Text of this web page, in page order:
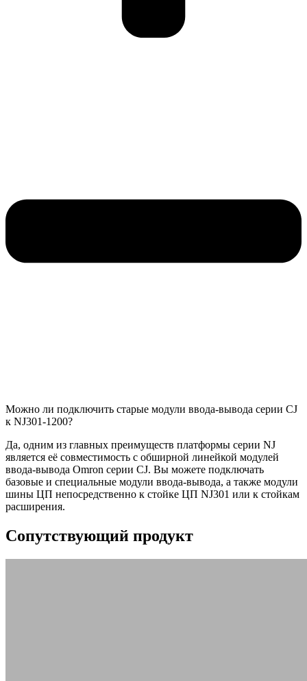
Можно ли подключить старые модули ввода-вывода серии CJ
к NJ301-1200?
Да, одним из главных преимуществ платформы серии NJ
является её совместимость с обширной линейкой модулей
ввода-вывода Omron серии CJ. Вы можете подключать
базовые и специальные модули ввода-вывода, а также модули
шины ЦП непосредственно к стойке ЦП NJ301 или к стойкам
расширения.
Сопутствующий продукт